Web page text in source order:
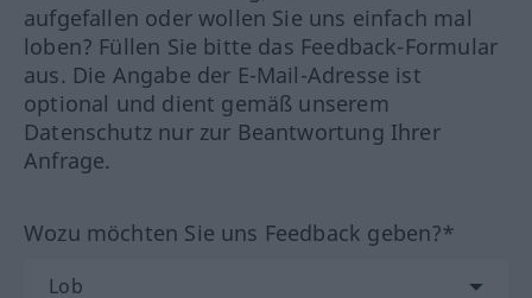
aufgefallen oder wollen Sie uns einfach mal
loben? Füllen Sie bitte das Feedback-Formular
aus. Die Angabe der E-Mail-Adresse ist
optional und dient gemäß unserem
Datenschutz nur zur Beantwortung Ihrer
Anfrage.
Wozu möchten Sie uns Feedback geben?*